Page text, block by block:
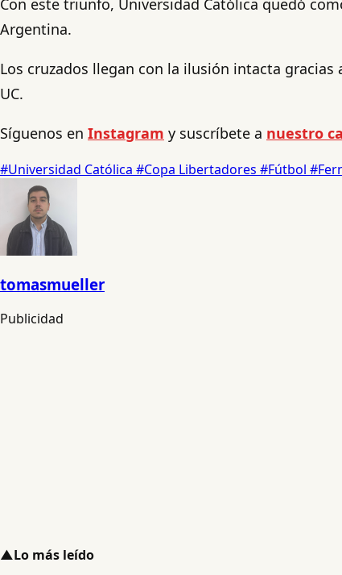
Argentina.
Los cruzados llegan con la ilusión intacta
UC.
Síguenos en Instagram y suscríbete a nuestro
#Universidad Católica #Copa Libertadores #Fútbol
tomasmueller
Publicidad
▲Lo más leído